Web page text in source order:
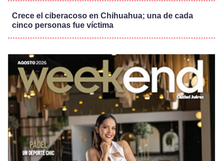
Crece el ciberacoso en Chihuahua; una de cada
cinco personas fue víctima